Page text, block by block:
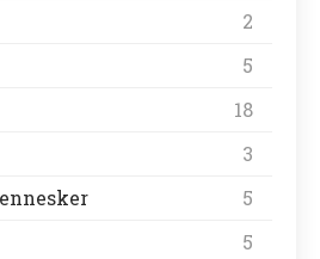
2
5
18
3
5
5